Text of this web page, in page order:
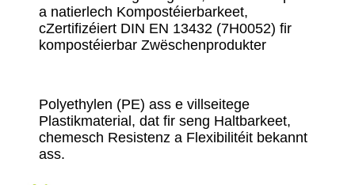
a natierlech Kompostéierbarkeet,
cZertifizéiert DIN EN 13432 (7H0052) fir
kompostéierbar Zwëschenprodukter
Polyethylen (PE) ass e villseitege
Plastikmaterial, dat fir seng Haltbarkeet,
chemesch Resistenz a Flexibilitéit bekannt
ass.